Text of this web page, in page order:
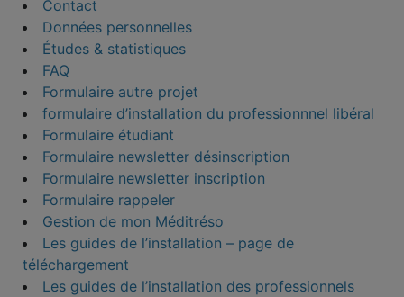
Contact
Données personnelles
Études & statistiques
FAQ
Formulaire autre projet
formulaire d’installation du professionnnel libéral
Formulaire étudiant
Formulaire newsletter désinscription
Formulaire newsletter inscription
Formulaire rappeler
Gestion de mon Méditréso
Les guides de l’installation – page de
téléchargement
Les guides de l’installation des professionnels